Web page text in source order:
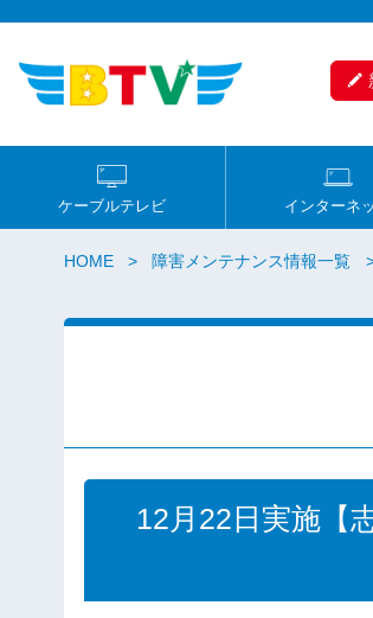
ケーブルテレビ インターネ
HOME 障害メンテナンス情報一覧
12月22日実施【